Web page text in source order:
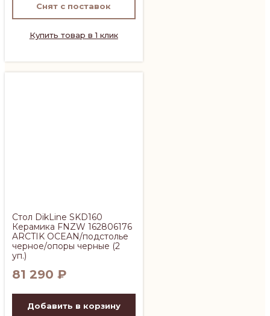
Снят с поставок
Купить товар в 1 клик
Стол DikLine SKD160
Керамика FNZW 162806176
ARCTIK OCEAN/подстолье
черное/опоры черные (2
уп.)
81 290 ₽
Добавить в корзину